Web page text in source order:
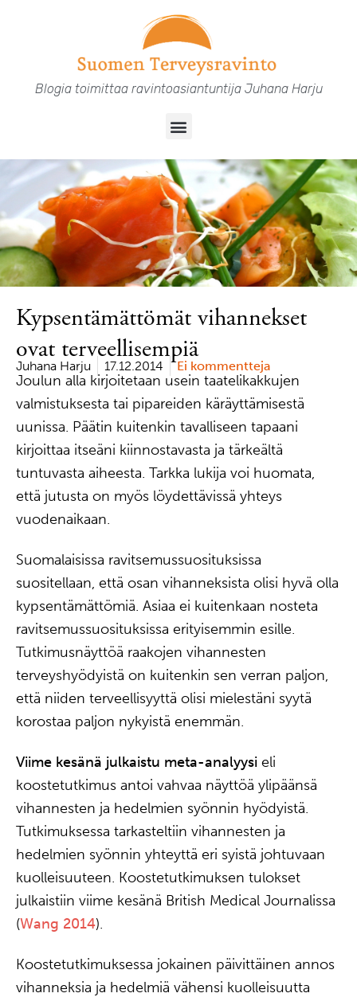
Blogia toimittaa ravintoasiantuntija Juhana Harju
Kypsentämättömät vihannekset
ovat terveellisempiä
Juhana Harju 17.12.2014 Ei kommentteja
Joulun alla kirjoitetaan usein taatelikakkujen
valmistuksesta tai pipareiden käräyttämisestä
uunissa. Päätin kuitenkin tavalliseen tapaani
kirjoittaa itseäni kiinnostavasta ja tärkeältä
tuntuvasta aiheesta. Tarkka lukija voi huomata,
että jutusta on myös löydettävissä yhteys
vuodenaikaan.
Suomalaisissa ravitsemussuosituksissa
suositellaan, että osan vihanneksista olisi hyvä olla
kypsentämättömiä. Asiaa ei kuitenkaan nosteta
ravitsemussuosituksissa erityisemmin esille.
Tutkimusnäyttöä raakojen vihannesten
terveyshyödyistä on kuitenkin sen verran paljon,
että niiden terveellisyyttä olisi mielestäni syytä
korostaa paljon nykyistä enemmän.
Viime kesänä julkaistu meta-analyysi eli
koostetutkimus antoi vahvaa näyttöä ylipäänsä
vihannesten ja hedelmien syönnin hyödyistä.
Tutkimuksessa tarkasteltiin vihannesten ja
hedelmien syönnin yhteyttä eri syistä johtuvaan
kuolleisuuteen. Koostetutkimuksen tulokset
julkaistiin viime kesänä British Medical Journalissa
(Wang 2014).
Koostetutkimuksessa jokainen päivittäinen annos
vihanneksia ja hedelmiä vähensi kuolleisuutta